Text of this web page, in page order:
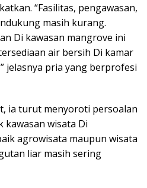
“Fasilitas, pengawasan,
masih kurang.
Di kawasan mangrove ini
air bersih Di kamar
jelasnya pria yang berprofesi
ia turut menyoroti persoalan
kawasan wisata Di
agrowisata maupun wisata
liar masih sering